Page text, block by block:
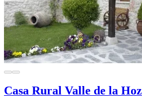
Casa Rural Valle de la Hoz